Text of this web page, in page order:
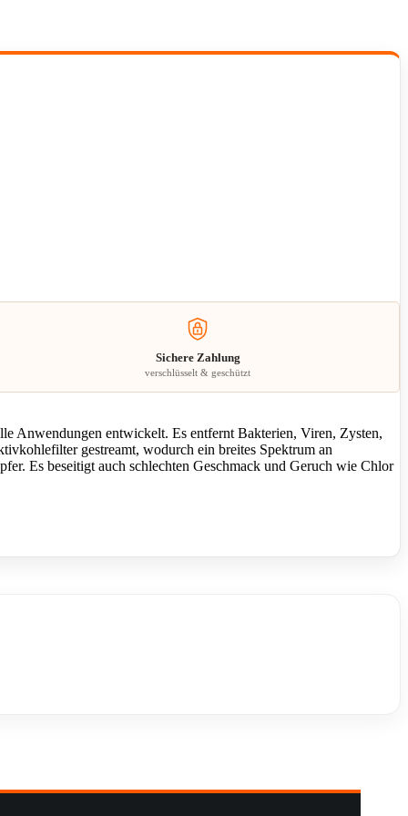
Sichere Zahlung
verschlüsselt & geschützt
Anwendungen entwickelt. Es entfernt Bakterien, Viren, Zysten,
gestreamt, wodurch ein breites Spektrum an
Es beseitigt auch schlechten Geschmack und Geruch wie Chlor